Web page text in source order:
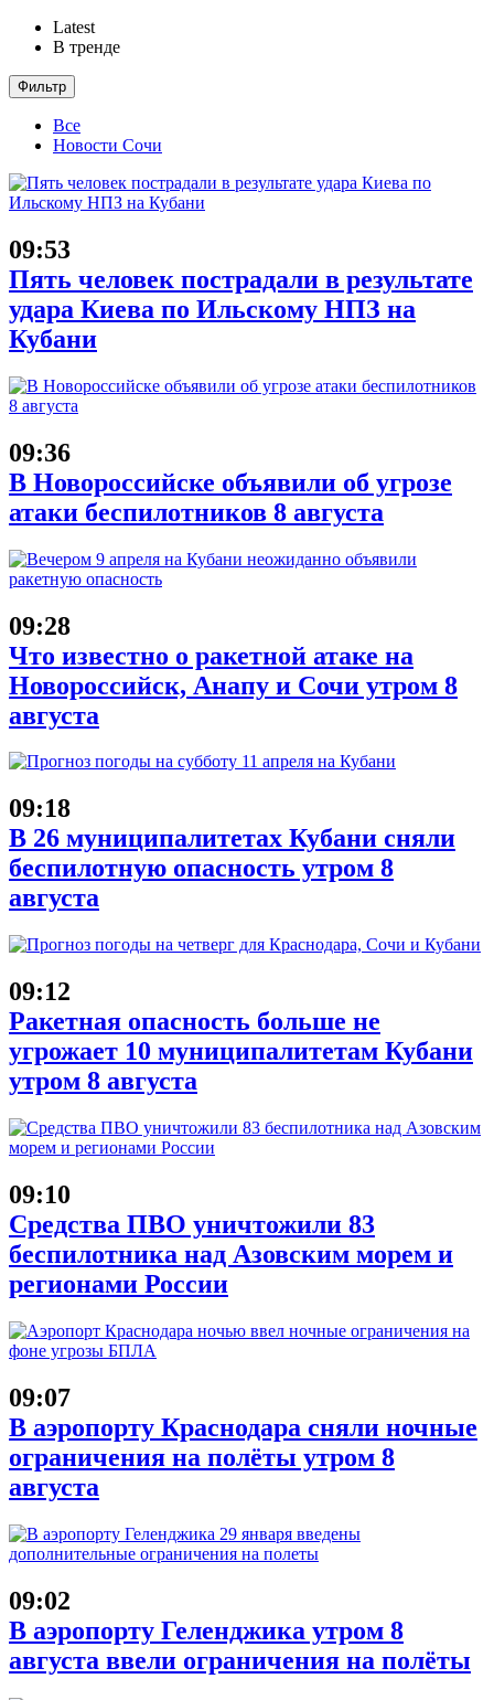
Latest
В тренде
Фильтр
Все
Новости Сочи
09:53
Пять человек пострадали в результате
удара Киева по Ильскому НПЗ на
Кубани
09:36
В Новороссийске объявили об угрозе
атаки беспилотников 8 августа
09:28
Что известно о ракетной атаке на
Новороссийск, Анапу и Сочи утром 8
августа
09:18
В 26 муниципалитетах Кубани сняли
беспилотную опасность утром 8
августа
09:12
Ракетная опасность больше не
угрожает 10 муниципалитетам Кубани
утром 8 августа
09:10
Средства ПВО уничтожили 83
беспилотника над Азовским морем и
регионами России
09:07
В аэропорту Краснодара сняли ночные
ограничения на полёты утром 8
августа
09:02
В аэропорту Геленджика утром 8
августа ввели ограничения на полёты